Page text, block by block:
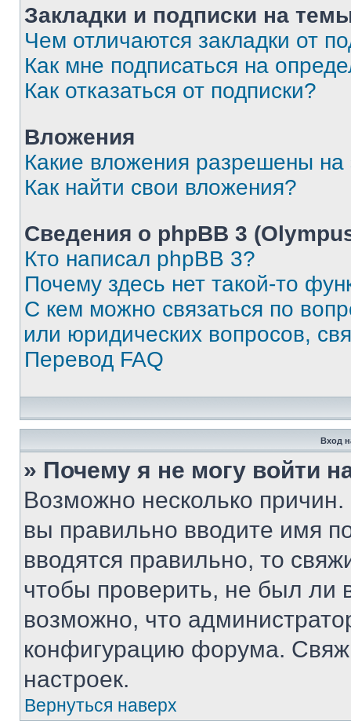
Закладки и подписки на
Чем отличаются закладки от
Как мне подписаться на
Как отказаться от подписки?
Вложения
Какие вложения разрешены
Как найти свои вложения?
Сведения о phpBB 3
Кто написал phpBB 3?
Почему здесь нет такой-то
С кем можно связаться по
или юридических вопросов,
Перевод FAQ
Вход
» Почему я не могу войти
Возможно несколько
вы правильно вводите имя
вводятся правильно, то
чтобы проверить, не был ли
возможно, что
конфигурацию форума.
настроек.
Вернуться наверх